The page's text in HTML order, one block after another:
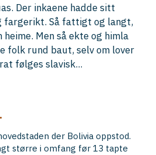
Der inkaene hadde sitt
fargerikt. Så fattigt og langt,
Men så ekte og himla
folk rund baut, selv om lover
følges slavisk...
der Bolivia oppstod.
større i omfang før 13 tapte